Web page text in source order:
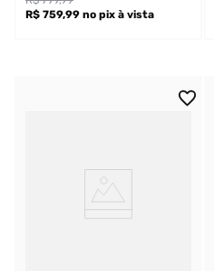
R$ 759,99 no pix à vista